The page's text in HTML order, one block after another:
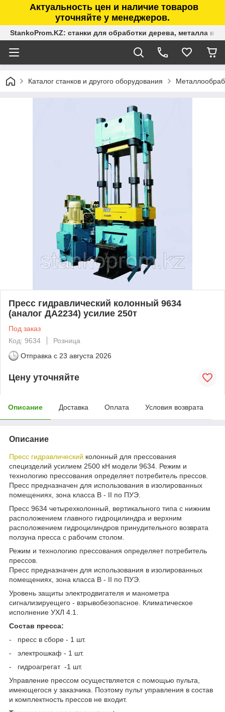
Актуальность цен и наличие товаров
уточняйте у менеджеров.
StankoProm.KZ: станки для обработки дерева, металла в
Каталог станков и другого оборудования
Пресс гидравлический колонный 9634
(аналог ДА2234) усилие 250т
Под заказ
Код: 9634
Розница
Отправка с 23 августа 2026
Цену уточняйте
Описание Доставка Оплата Условия возврата
Описание
Пресс гидравлический колонный для прессования
специзделий усилием 2500 кН модели 9634. Режим и
технологию прессования определяет потребитель прессов.
Пресс предназначен для использования в изолированных
помещениях, зона класса В - II по ПУЭ.
Пресс 9634 четырехколонный, вертикального типа с нижним
расположе­нием главного гидроцилиндра и верхним
расположением гидроцилиндров принудительного возврата
ползуна пресса с рабочим столом.
Режим и технологию прессования определяет потребитель
прессов.
Пресс предназначен для использования в изолированных
помещениях, зона класса В - II по ПУЭ.
Уровень защиты электродвигателя и манометра
сигнализируещего - взрывобезопасное. Климатическое
исполнение УХЛ 4.1.
Состав пресса:
- пресс в сборе - 1 шт.
- электрошкаф - 1 шт.
- гидроагрегат -1 шт.
Управление прессом осуществляется с помощью пульта,
имеющегося у за­казчика. Поэтому пульт управления в состав
и комплектность прессов не входит.